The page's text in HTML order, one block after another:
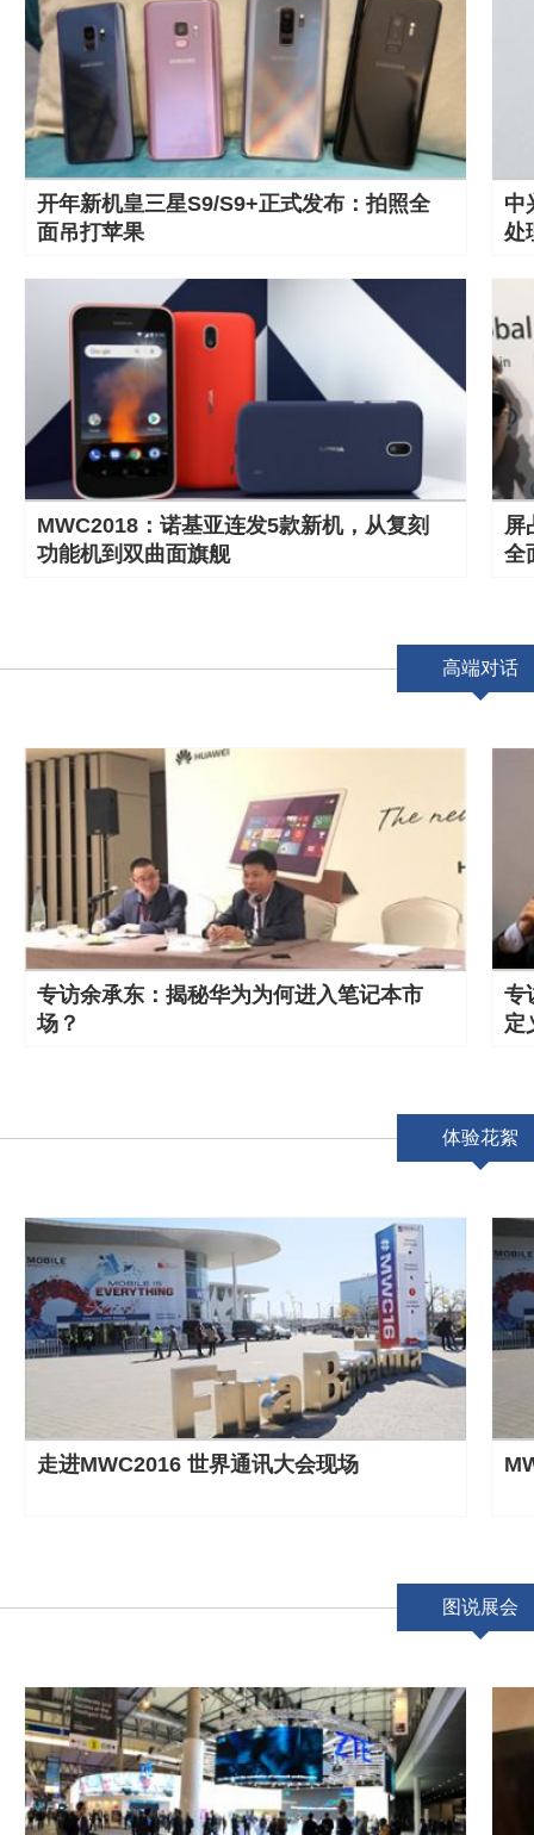
开年新机皇三星S9/S9+正式发布：拍照全
面吊打苹果
中
处
MWC2018：诺基亚连发5款新机，从复刻
功能机到双曲面旗舰
屏
全
高端对话
专访余承东：揭秘华为为何进入笔记本市
场？
专
定
体验花絮
走进MWC2016 世界通讯大会现场
图说展会